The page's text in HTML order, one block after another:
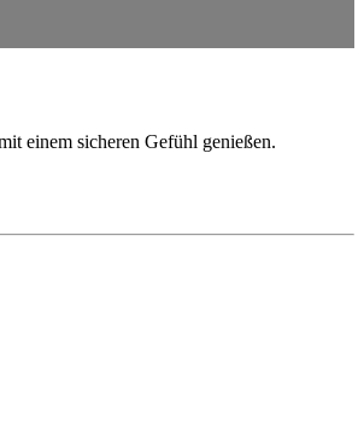
einem sicheren Gefühl genießen.